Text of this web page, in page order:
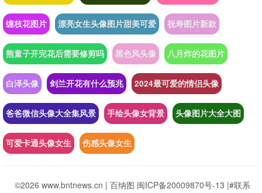
缠枝花图片 漂亮女生头像图片甜美可爱 祝寿图片新款
熊童子开完花后需要修剪吗 黑色风头像 八月炸的花图片
白泽头像 剑兰开花有什么预兆 2024最可爱的情侣头像
爸爸微信头像大全集风景 手绘头像女背景 头像图片大全大图
可爱卡通头像女生 伤感头像女生
©2026 www.bntnews.cn | 百纳图 闽ICP备20009870号-13 |#联系